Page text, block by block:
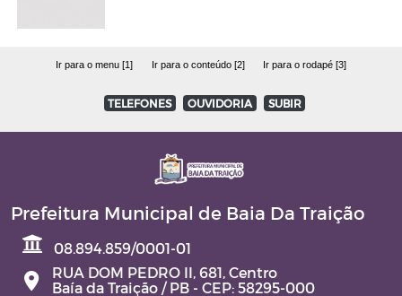
Ir para o menu [1] Ir para o conteúdo [2] Ir para o rodapé [3]
TELEFONES OUVIDORIA SUBIR
Prefeitura Municipal de Baia Da Traição
08.894.859/0001-01
RUA DOM PEDRO II, 681, Centro
Baía da Traição / PB - CEP: 58295-000